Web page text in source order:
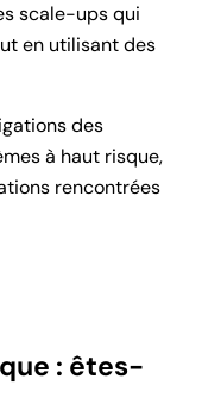
scale-ups qui
en utilisant des
des
à haut risque,
rencontrées
: êtes-